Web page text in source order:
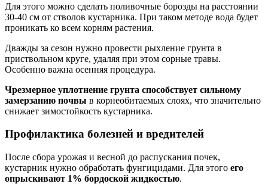
Для этого можно сделать поливочные борозды на расстоянии
30-40 см от стволов кустарника. При таком методе вода будет
проникать ко всем корням растения.
Дважды за сезон нужно провести рыхление грунта в
приствольном круге, удаляя при этом сорные травы.
Особенно важна осенняя процедура.
Чрезмерное уплотнение грунта способствует сильному
замерзанию почвы в корнеобитаемых слоях, что значительно
снижает зимостойкость кустарника.
Профилактика болезней и вредителей
После сбора урожая и весной до распускания почек,
кустарник нужно обработать фунгицидами. Для этого его
опрыскивают 1% бордоской жидкостью.